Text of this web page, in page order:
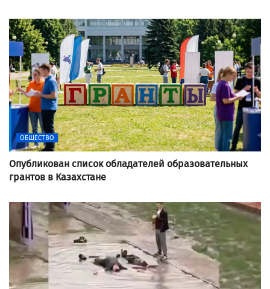
ОБЩЕСТВО
Опубликован список обладателей образовательных
грантов в Казахстане